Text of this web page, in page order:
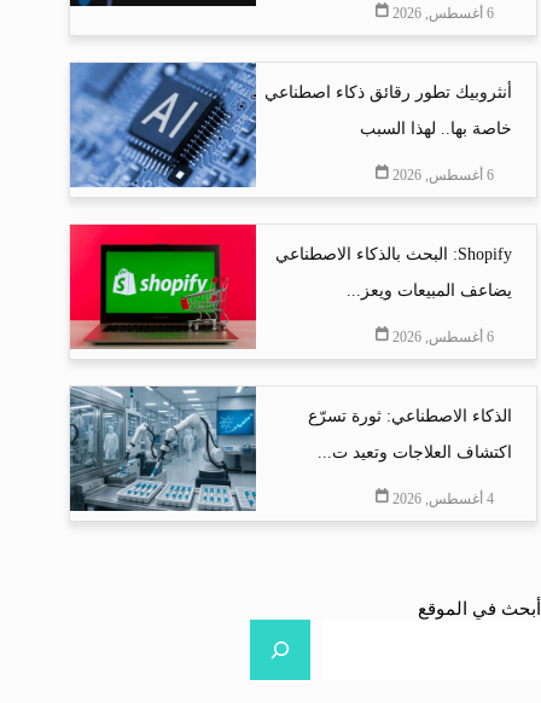
6 أغسطس, 2026
أنثروبيك تطور رقائق ذكاء اصطناعي
خاصة بها.. لهذا السبب
6 أغسطس, 2026
Shopify: البحث بالذكاء الاصطناعي
يضاعف المبيعات ويعز...
6 أغسطس, 2026
الذكاء الاصطناعي: ثورة تسرّع
اكتشاف العلاجات وتعيد ت...
4 أغسطس, 2026
أبحث في الموقع